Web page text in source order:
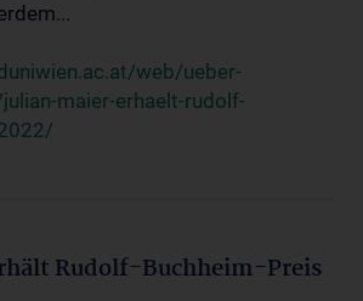
web/ueber-
maier-erhaelt-rudolf-
Rudolf-Buchheim-Preis